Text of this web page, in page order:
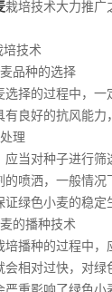
栽培技术大力推广
培技术
品种的选择
选择的过程中，
良好的抗风能力
理
应当对种子进行
的喷洒，一般情
绿色小麦的稳定
的播种技术
培播种的过程中
会相对过快，对